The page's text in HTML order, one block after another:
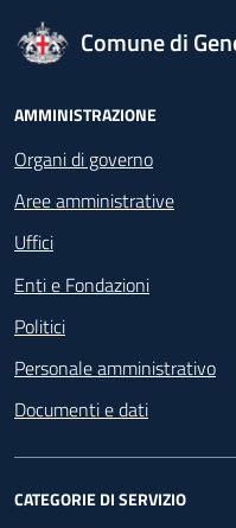
logo Unione Europea
Comune di
Footer -
AMMINISTRAZIONE
Organi di governo
Aree amministrative
Uffici
Enti e Fondazioni
Politici
Personale amministrativo
Documenti e dati
CATEGORIE DI SERVIZIO